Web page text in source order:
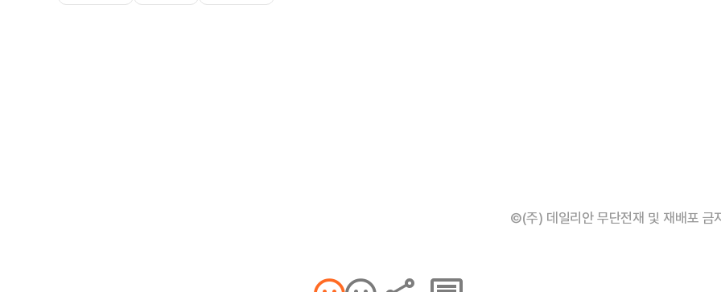
©(주) 데일리안 무단전재 및 재배포 금